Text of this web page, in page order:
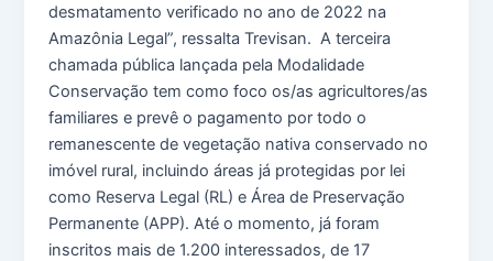
desmatamento verificado no ano de 2022 na
Amazônia Legal”, ressalta Trevisan. A terceira
chamada pública lançada pela Modalidade
Conservação tem como foco os/as agricultores/as
familiares e prevê o pagamento por todo o
remanescente de vegetação nativa conservado no
imóvel rural, incluindo áreas já protegidas por lei
como Reserva Legal (RL) e Área de Preservação
Permanente (APP). Até o momento, já foram
inscritos mais de 1.200 interessados, de 17